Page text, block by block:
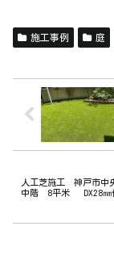
施工事例 庭
人工芝施工 神戸市
中階 8平米 DX28㎜